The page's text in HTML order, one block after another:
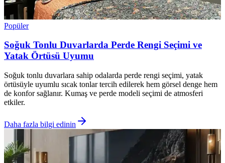
Popüler
Soğuk Tonlu Duvarlarda Perde Rengi Seçimi ve
Yatak Örtüsü Uyumu
Soğuk tonlu duvarlara sahip odalarda perde rengi seçimi, yatak
örtüsüyle uyumlu sıcak tonlar tercih edilerek hem görsel denge hem
de konfor sağlanır. Kumaş ve perde modeli seçimi de atmosferi
etkiler.
Daha fazla bilgi edinin